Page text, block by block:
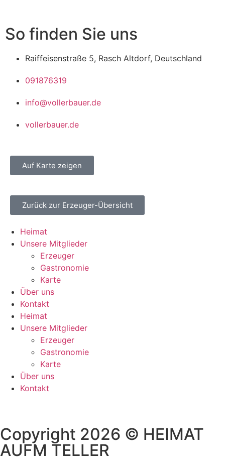
So finden Sie uns
Raiffeisenstraße 5, Rasch Altdorf, Deutschland
091876319
info@vollerbauer.de
vollerbauer.de
Auf Karte zeigen
Zurück zur Erzeuger-Übersicht
Heimat
Unsere Mitglieder
Erzeuger
Gastronomie
Karte
Über uns
Kontakt
Heimat
Unsere Mitglieder
Erzeuger
Gastronomie
Karte
Über uns
Kontakt
Copyright 2026 © HEIMAT
AUFM TELLER